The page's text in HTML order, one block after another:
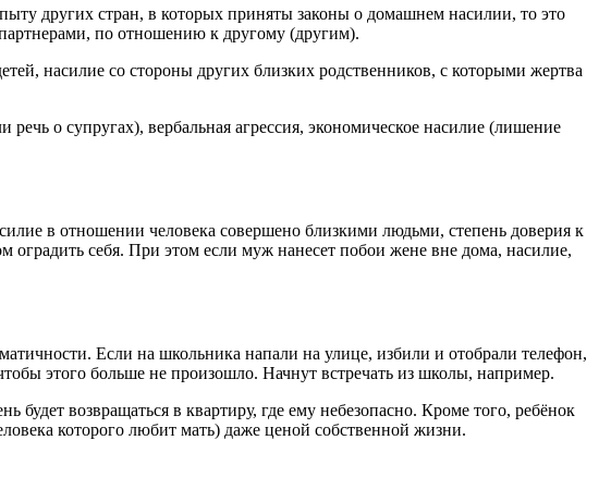
других стран, в которых приняты законы о домашнем насилии, то это
по отношению к другому (другим).
насилие со стороны других близких родственников, с которыми жертва
о супругах), вербальная агрессия, экономическое насилие (лишение
в отношении человека совершено близкими людьми, степень доверия к
себя. При этом если муж нанесет побои жене вне дома, насилие,
Если на школьника напали на улице, избили и отобрали телефон,
этого больше не произошло. Начнут встречать из школы, например.
возвращаться в квартиру, где ему небезопасно. Кроме того, ребёнок
которого любит мать) даже ценой собственной жизни.